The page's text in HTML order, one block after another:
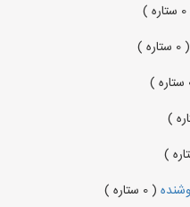
( 0 ستاره )
( 0 ستاره )